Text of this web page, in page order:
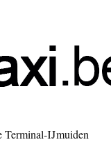
Terminal-IJmuiden